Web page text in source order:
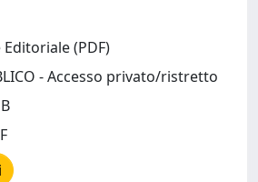
(PDF)
- Accesso privato/ristretto